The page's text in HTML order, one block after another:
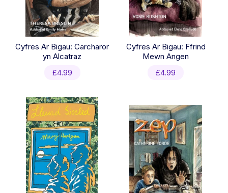
Cyfres Ar Bigau: Carcharor
yn Alcatraz
£4.99
Cyfres Ar Bigau: Ffrind
Mewn Angen
£4.99